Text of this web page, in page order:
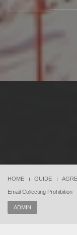
HOME GUIDE
Email Collecting Prohibition
ADMIN